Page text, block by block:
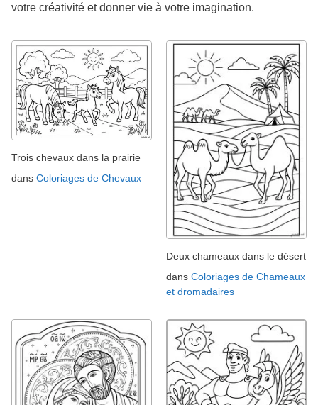
votre créativité et donner vie à votre imagination.
Trois chevaux dans la prairie
dans Coloriages de Chevaux
Deux chameaux dans le désert
dans Coloriages de Chameaux
et dromadaires